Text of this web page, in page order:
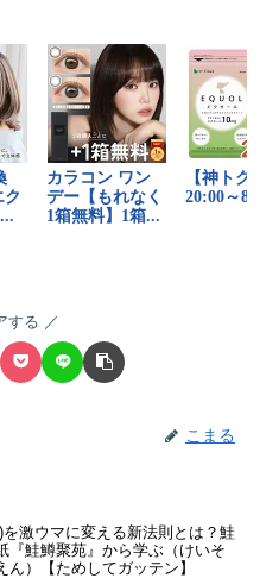
する
こまる
を激ウマに変える新法則とは？鮭
『鮭鱒聚苑』から学ぶ（けいそ
ん）【ためしてガッテン】